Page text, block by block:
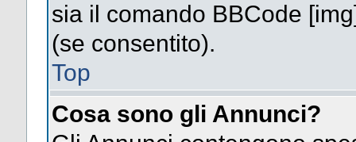
sia il comando BBCode
(se consentito).
Top
Cosa sono gli Annunci?